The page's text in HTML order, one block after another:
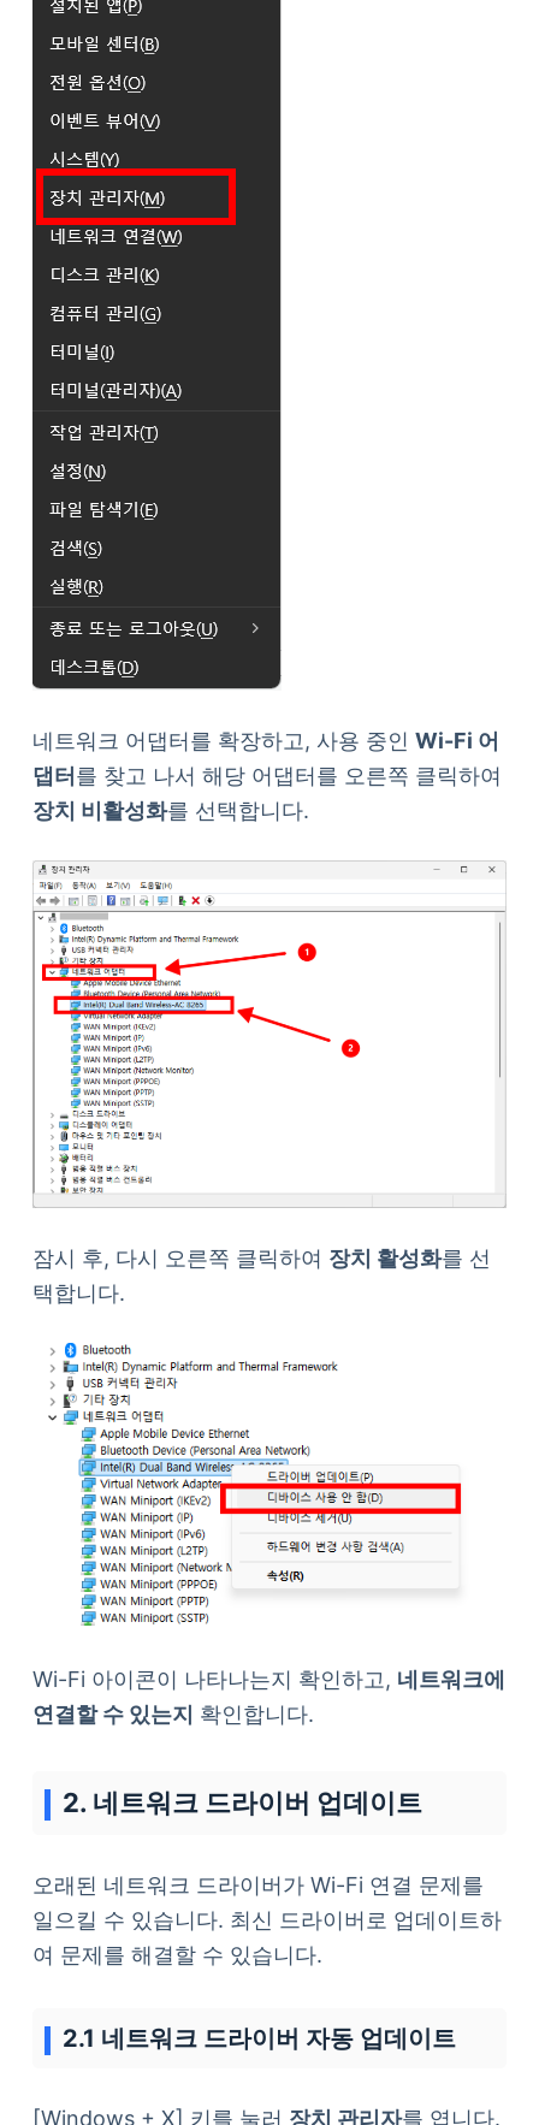
네트워크 어댑터를 확장하고, 사용 중인 Wi-Fi 어
댑터 를 찾고 나서 해당 어댑터를 오른쪽 클릭하여
장치 비활성화를 선택합니다.
잠시 후, 다시 오른쪽 클릭하여 장치 활성화를 선
택합니다.
Wi-Fi 아이콘이 나타나는지 확인하고, 네트워크에
연결할 수 있는지 확인합니다.
2. 네트워크 드라이버 업데이트
오래된 네트워크 드라이버가 Wi-Fi 연결 문제를
일으킬 수 있습니다. 최신 드라이버로 업데이트하
여 문제를 해결할 수 있습니다.
2.1 네트워크 드라이버 자동 업데이트
[Windows + X] 키를 눌러 장치 관리자를 엽니다.